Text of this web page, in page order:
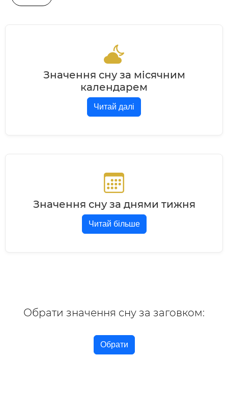
Значення сну за місячним
календарем
Читай далі
Значення сну за днями тижня
Читай більше
Обрати значення сну за заговком:
Обрати